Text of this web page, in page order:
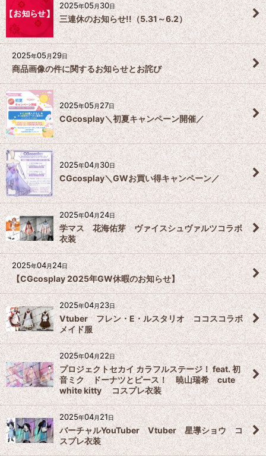
2025年05月30日
三連休のお知らせ!!（5.31～6.2）
2025年05月29日
商品画像の件に関するお知らせとお詫び
2025年05月 27日
CGcosplay＼初夏キャンペーン開催／
2025年04月30日
CGcosplay＼GWお買い得キャンペーン／
2025年04月24日
学マス 花海佑芽 ヴァイスシュヴァルツコラボ
衣装
2025年04月24日
【CGcosplay 2025年GW休暇のお知らせ】
2025年04月23日
Vtuber フレン・E・ルスタリオ ココスコラボ
メイド服
2025年04月 22日
プロジェクトセカイ カラフルステージ！ feat. 初
音ミク ドーナツとピース！ 暁山瑞希 cute
white kitty コスプレ衣装
2025年04月 21日
バーチャルYouTuber Vtuber 星導ショウ コ
スプレ衣装